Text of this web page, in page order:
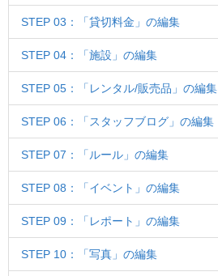
STEP 03：「貸切料金」の編集
STEP 04：「施設」の編集
STEP 05：「レンタル/販売品」の編集
STEP 06：「スタッフブログ」の編集
STEP 07：「ルール」の編集
STEP 08：「イベント」の編集
STEP 09：「レポート」の編集
STEP 10：「写真」の編集